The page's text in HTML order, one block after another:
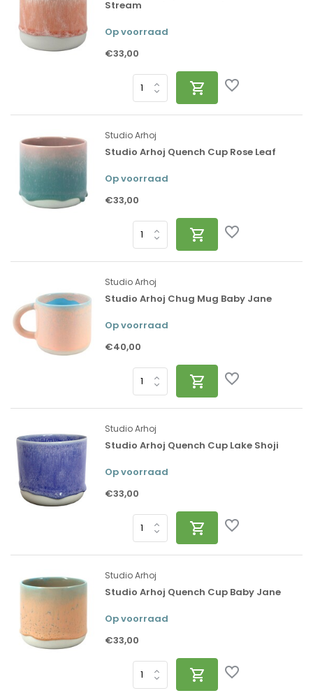
Stream
Op voorraad
€33,00
Studio Arhoj
Studio Arhoj Quench Cup Rose Leaf
Op voorraad
€33,00
Studio Arhoj
Studio Arhoj Chug Mug Baby Jane
Op voorraad
€40,00
Studio Arhoj
Studio Arhoj Quench Cup Lake Shoji
Op voorraad
€33,00
Studio Arhoj
Studio Arhoj Quench Cup Baby Jane
Op voorraad
€33,00